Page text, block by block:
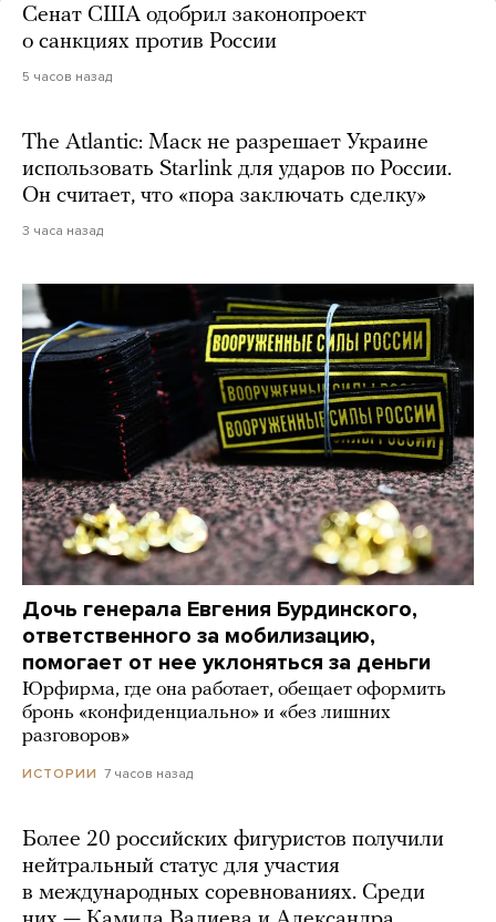
Сенат США одобрил законопроект
о санкциях против России
5 часов назад
The Atlantic: Маск не разрешает Украине
использовать Starlink для ударов по России.
Он считает, что «пора заключать сделку»
3 часа назад
Дочь генерала Евгения Бурдинского,
ответственного за мобилизацию,
помогает от нее уклоняться за деньги
Юрфирма, где она работает, обещает оформить
бронь «конфиденциально» и «без лишних
разговоров»
ИСТОРИИ 7 часов назад
Более 20 российских фигуристов получили
нейтральный статус для участия
в международных соревнованиях. Среди